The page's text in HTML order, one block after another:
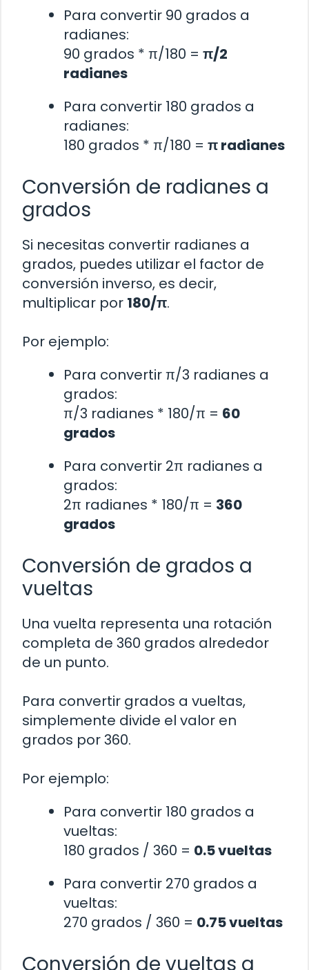
Para convertir 90 grados a
radianes:
90 grados * π/180 = π/2
radianes
Para convertir 180 grados a
radianes:
180 grados * π/180 = π radianes
Conversión de radianes a
grados
Si necesitas convertir radianes a
grados, puedes utilizar el factor de
conversión inverso, es decir,
multiplicar por 180/π.
Por ejemplo:
Para convertir π/3 radianes a
grados:
π/3 radianes * 180/π = 60
grados
Para convertir 2π radianes a
grados:
2π radianes * 180/π = 360
grados
Conversión de grados a
vueltas
Una vuelta representa una rotación
completa de 360 grados alrededor
de un punto.
Para convertir grados a vueltas,
simplemente divide el valor en
grados por 360.
Por ejemplo:
Para convertir 180 grados a
vueltas:
180 grados / 360 = 0.5 vueltas
Para convertir 270 grados a
vueltas:
270 grados / 360 = 0.75 vueltas
Conversión de vueltas a